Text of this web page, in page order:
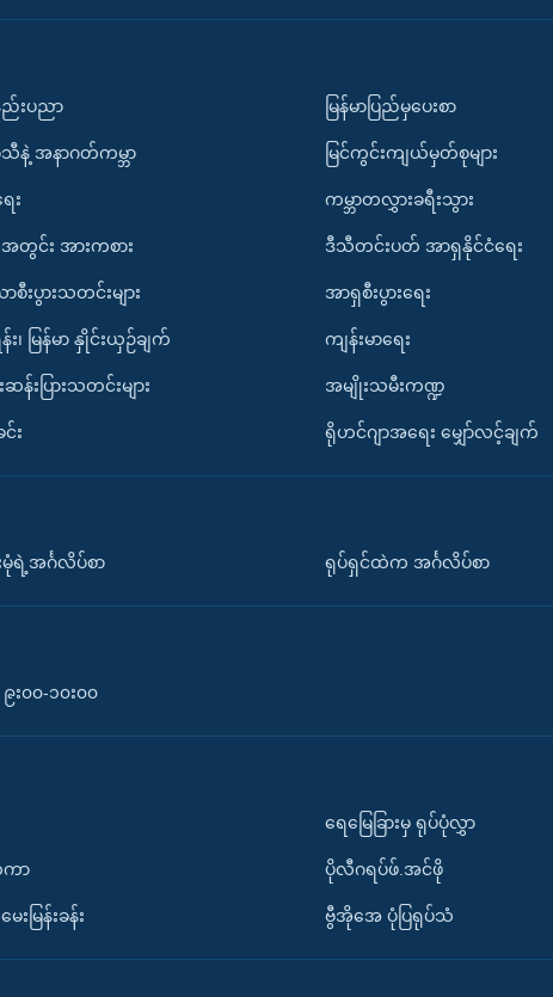
ည်းပညာ
နဲ့ အနာဂတ်ကမ္ဘာ
ေး
င်း အားကစား
းပွားသတင်းများ
၊ မြန်မာ နှိုင်းယှဉ်ချက်
ဆန်းပြားသတင်းများ
း
မြန်မာပြည်မှပေးစာ
မြင်ကွင်းကျယ်မှတ်စုများ
ကမ္ဘာတလွှားခရီးသွား
ဒီသီတင်းပတ် အာရှနိုင်ငံရေး
အာရှစီးပွားရေး
ကျန်းမာရေး
အမျိုးသမီးကဏ္ဍ
ရိုဟင်ဂျာအရေး မျှော်လင့်ချက်
မုံရဲ့အင်္ဂလိပ်စာ ရုပ်ရှင်ထဲက အင်္ဂလိပ်စာ
း၀၀-၁၀း၀၀
ကာ
မြန်းခန်း
ရေမြေခြားမှ ရုပ်ပုံလွှာ
ပိုလီဂရပ်ဖ်.အင်ဖို
ဗွီအိုအေ ပုံပြရုပ်သံ